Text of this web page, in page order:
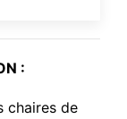
:
chaires de